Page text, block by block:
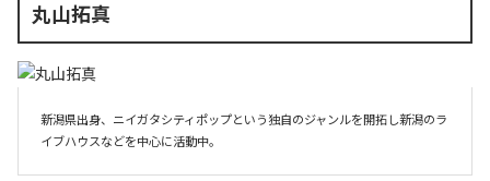
丸山拓真
新潟県出身、ニイガタシティポップという独自のジャンルを開拓し新潟のラ
イブハウスなどを中心に活動中。